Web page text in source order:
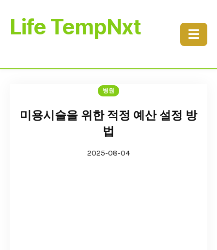
Life TempNxt ☰
병원
미용시술을 위한 적정 예산 설정 방
법
2025-08-04